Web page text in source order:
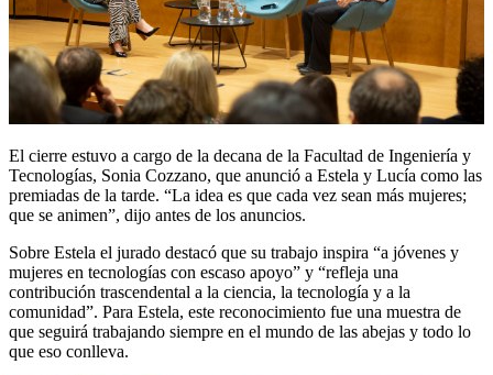
El cierre estuvo a cargo de la decana de la Facultad de Ingeniería y
Tecnologías, Sonia Cozzano, que anunció a Estela y Lucía como las
premiadas de la tarde. “La idea es que cada vez sean más mujeres;
que se animen”, dijo antes de los anuncios.
Sobre Estela el jurado destacó que su trabajo inspira “a jóvenes y
mujeres en tecnologías con escaso apoyo” y “refleja una
contribución trascendental a la ciencia, la tecnología y a la
comunidad”. Para Estela, este reconocimiento fue una muestra de
que seguirá trabajando siempre en el mundo de las abejas y todo lo
que eso conlleva.